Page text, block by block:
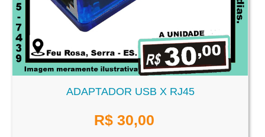
ADAPTADOR USB X RJ45
R$ 30,00